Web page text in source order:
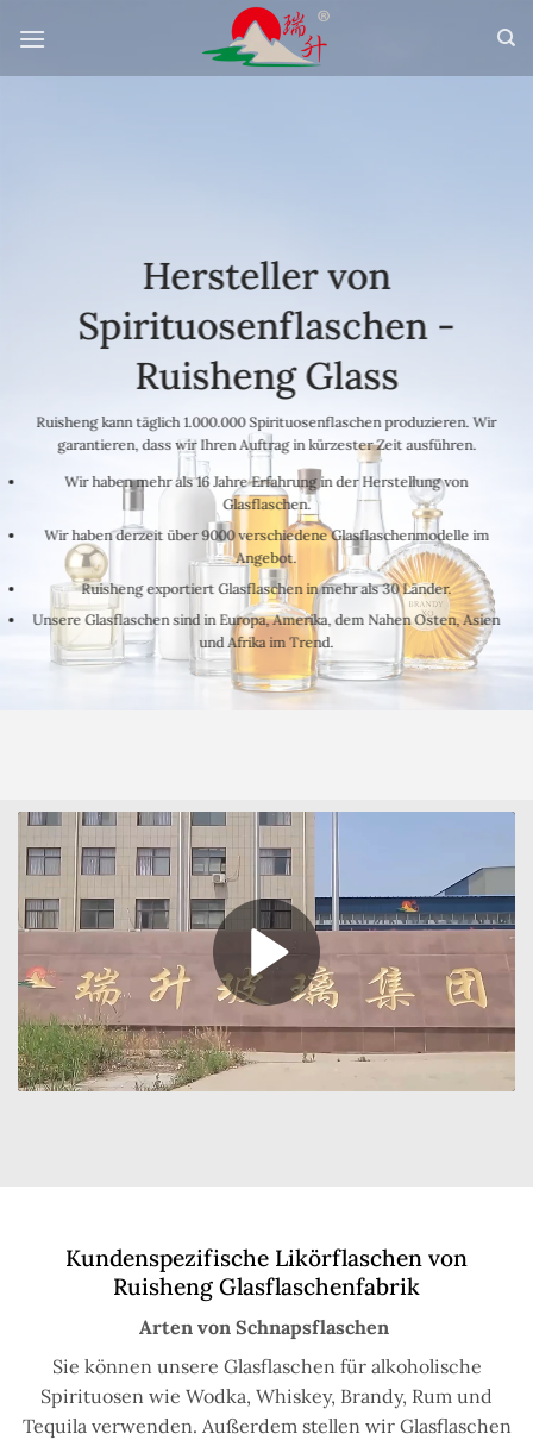
Inhalt
springen
Hersteller von
Spirituosenflaschen -
Ruisheng Glass
Ruisheng kann täglich 1.000.000 Spirituosenflaschen produzieren. Wir
garantieren, dass wir Ihren Auftrag in kürzester Zeit ausführen.
Wir haben mehr als 16 Jahre Erfahrung in der Herstellung von
Glasflaschen.
Wir haben derzeit über 9000 verschiedene Glasflaschenmodelle im
Angebot.
Ruisheng exportiert Glasflaschen in mehr als 30 Länder.
Unsere Glasflaschen sind in Europa, Amerika, dem Nahen Osten, Asien
und Afrika im Trend.
Kundenspezifische Likörflaschen von
Ruisheng Glasflaschenfabrik
Arten von Schnapsflaschen
Sie können unsere Glasflaschen für alkoholische
Spirituosen wie Wodka, Whiskey, Brandy, Rum und
Tequila verwenden. Außerdem stellen wir Glasflaschen